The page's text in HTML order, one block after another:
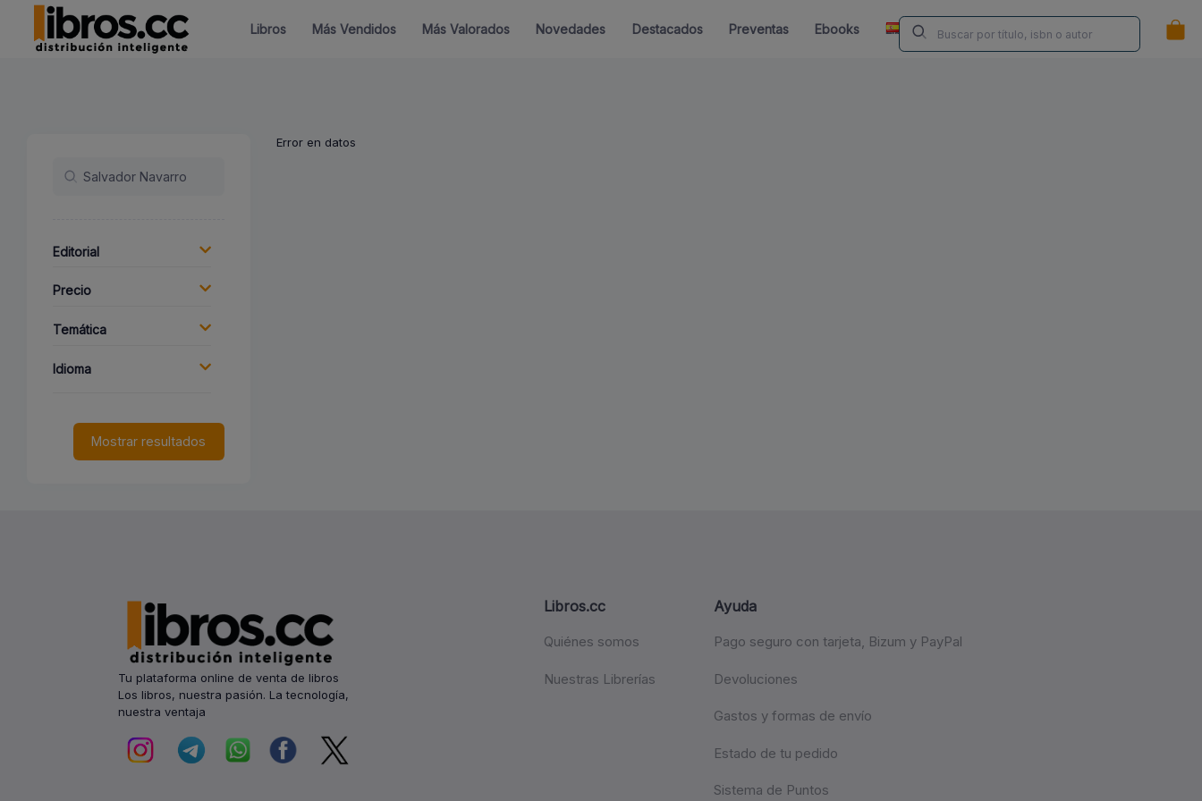
Libros Más Vendidos Más Valorados Novedades Destacados Preventas Ebooks Librerías Contacta ¿Eres Autor/a?
ES
Editorial
Precio
Temática
Idioma
Mostrar resultados
Error en datos
Tu plataforma online de venta de libros
Los libros, nuestra pasión. La tecnología,
nuestra ventaja
Libros.cc
Quiénes somos
Nuestras Librerías
Ayuda
Pago seguro con tarjeta, Bizum y PayPal
Devoluciones
Gastos y formas de envío
Estado de tu pedido
Sistema de Puntos